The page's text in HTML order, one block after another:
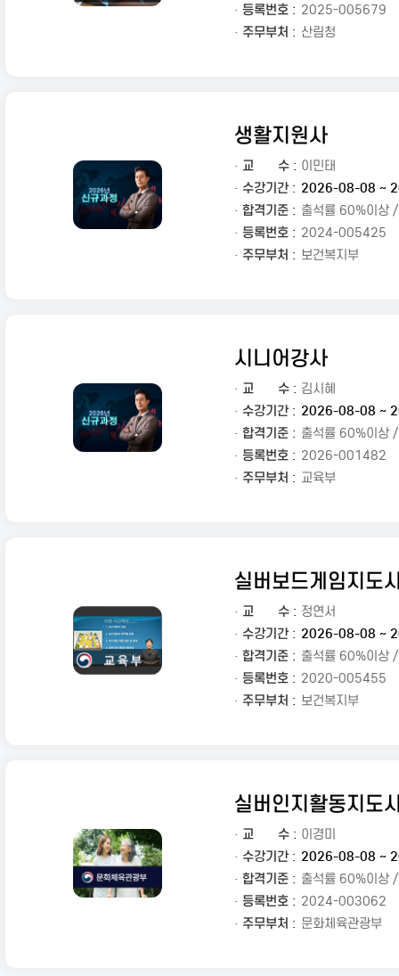
· 등록번호 : 2025-005679
· 주무부처 : 산림청
생활지원사
· 교 수 : 이민태
· 수강기간 : 2026-08-08 ~
· 합격기준 : 출석률 60%이상
· 등록번호 : 2024-005425
· 주무부처 : 보건복지부
시니어강사
· 교 수 : 김시혜
· 수강기간 : 2026-08-08 ~
· 합격기준 : 출석률 60%이상
· 등록번호 : 2026-001482
· 주무부처 : 교육부
실버보드게임지도
· 교 수 : 정연서
· 수강기간 : 2026-08-08 ~
· 합격기준 : 출석률 60%이상
· 등록번호 : 2020-005455
· 주무부처 : 보건복지부
실버인지활동지도
· 교 수 : 이경미
· 수강기간 : 2026-08-08 ~
· 합격기준 : 출석률 60%이상
· 등록번호 : 2024-003062
· 주무부처 : 문화체육관광부